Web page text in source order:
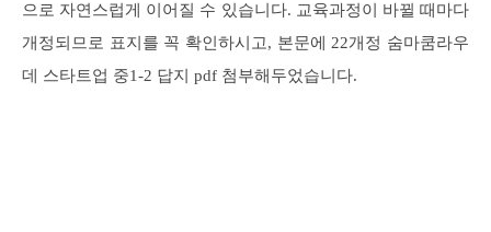
으로 자연스럽게 이어질 수 있습니다. 교육과정이 바뀔 때마다
개정되므로 표지를 꼭 확인하시고, 본문에 22개정 숨마쿰라우
데 스타트업 중1-2 답지 pdf 첨부해두었습니다.